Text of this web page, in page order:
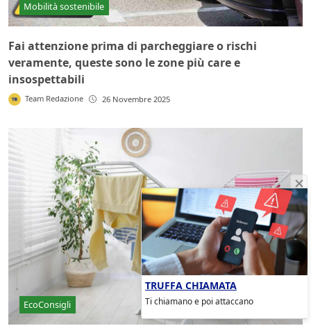
Mobilità sostenibile
Fai attenzione prima di parcheggiare o rischi
veramente, queste sono le zone più care e
insospettabili
Team Redazione 26 Novembre 2025
EcoConsigli
TRUFFA CHIAMATA
Ti chiamano e poi attaccano